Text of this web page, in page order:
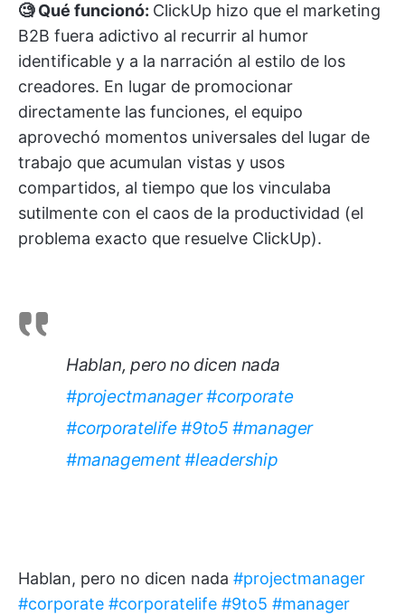
🧐 Qué funcionó: ClickUp hizo que el marketing
B2B fuera adictivo al recurrir al humor
identificable y a la narración al estilo de los
creadores. En lugar de promocionar
directamente las funciones, el equipo
aprovechó momentos universales del lugar de
trabajo que acumulan vistas y usos
compartidos, al tiempo que los vinculaba
sutilmente con el caos de la productividad (el
problema exacto que resuelve ClickUp).
Hablan, pero no dicen nada
#projectmanager #corporate
#corporatelife #9to5 #manager
#management #leadership
Hablan, pero no dicen nada #projectmanager
#corporate #corporatelife #9to5 #manager